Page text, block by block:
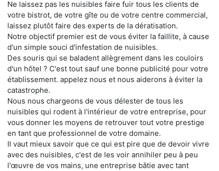
Ne laissez pas les nuisibles faire fuir tous les clients de
votre bistrot, de votre gîte ou de votre centre commercial,
laissez plutôt faire des experts de la dératisation.
Notre objectif premier est de vous éviter la faillite, à cause
d'un simple souci d'infestation de nuisibles.
Des souris qui se baladent allègrement dans les couloirs
d'un hôtel ? C'est tout sauf une bonne publicité pour votre
établissement. appelez nous et nous aiderons à éviter la
catastrophe.
Nous nous chargeons de vous délester de tous les
nuisibles qui rodent à l'intérieur de votre entreprise, pour
vous donner les moyens de retrouver tout votre prestige
en tant que professionnel de votre domaine.
Il vaut mieux savoir que ce qui est pire que de devoir vivre
avec des nuisibles, c'est de les voir annihiler peu à peu
l'œuvre de vos mains, une entreprise bâtie avec tant